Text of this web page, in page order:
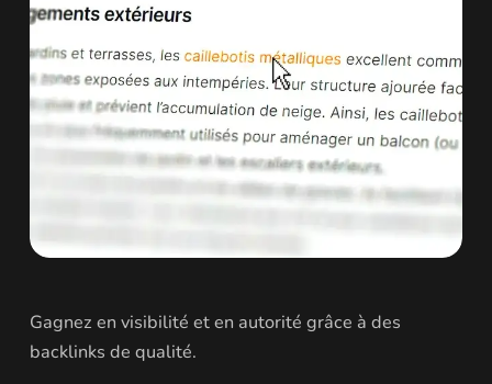
Gagnez en visibilité et en autorité grâce à des
backlinks de qualité.